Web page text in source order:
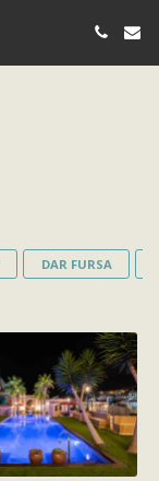
DAR FURSA